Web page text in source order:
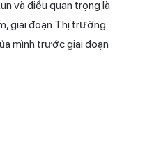
và điều quan trọng là
giai đoạn Thị trường
mình trước giai đoạn